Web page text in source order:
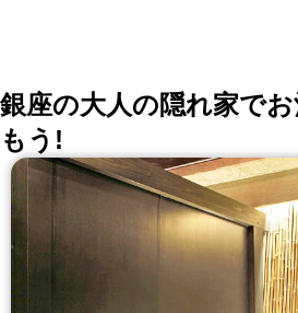
銀座の大人の隠れ家で
もう!